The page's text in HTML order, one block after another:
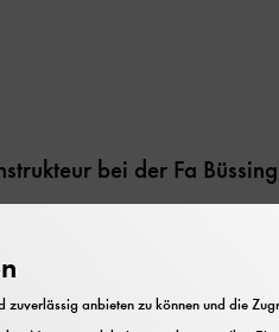
bei der Fa Büssing
zur Fa. Büssing
zuverlässig anbieten zu können und die